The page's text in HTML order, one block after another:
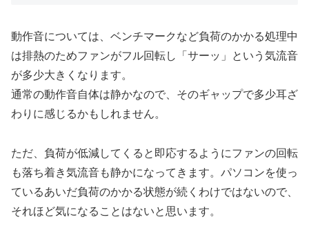
動作音については、ベンチマークなど負荷のかかる処理中
は排熱のためファンがフル回転し「サーッ」という気流音
が多少大きくなります。
通常の動作音自体は静かなので、そのギャップで多少耳ざ
わりに感じるかもしれません。
ただ、負荷が低減してくると即応するようにファンの回転
も落ち着き気流音も静かになってきます。パソコンを使っ
ているあいだ負荷のかかる状態が続くわけではないので、
それほど気になることはないと思います。